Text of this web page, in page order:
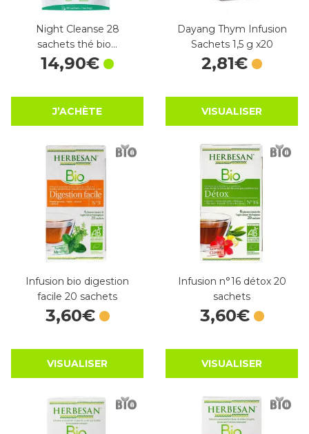
Night Cleanse 28
sachets thé bio…
14,90€
J’ACHÈTE
Dayang Thym Infusion
Sachets 1,5 g x20
2,81€
VISUALISER
Infusion bio digestion
facile 20 sachets
3,60€
VISUALISER
Infusion n°16 détox 20
sachets
3,60€
VISUALISER